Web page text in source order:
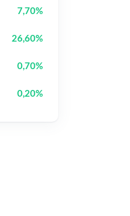
7,70%
26,60%
0,70%
0,20%